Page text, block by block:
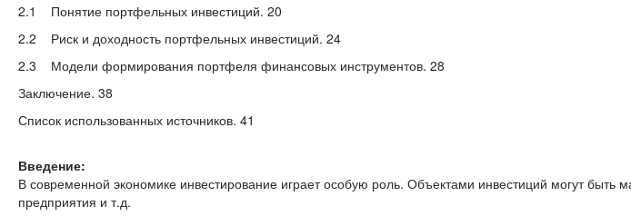
2.1 Понятие портфельных инвестиций. 20
2.2 Риск и доходность портфельных инвестиций. 24
2.3 Модели формирования портфеля финансовых инструментов. 28
Заключение. 38
Список использованных источников. 41
Введение:
В современной экономике инвестирование играет особую роль. Объектами инвестиций могут быть
предприятия и т.д.